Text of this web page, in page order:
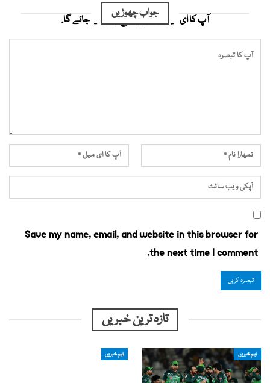
جواب چھوڑیں
آپ کا ای میل ایڈریس شائع نہیں کیا جائے گا.
Save my name, email, and website in this browser for
the next time I comment.
تازہ ترین خبریں
اہم خبریں اہم خبریں